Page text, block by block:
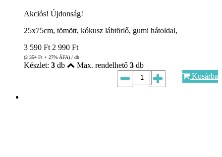
Akciós! Újdonság!
25x75cm, tömött, kókusz lábtörlő, gumi hátoldal,
3 590 Ft 2 990 Ft
(2 354 Ft + 27% ÁFA) / db
Készlet: 3 db Max. rendelhető 3 db
Kosárba